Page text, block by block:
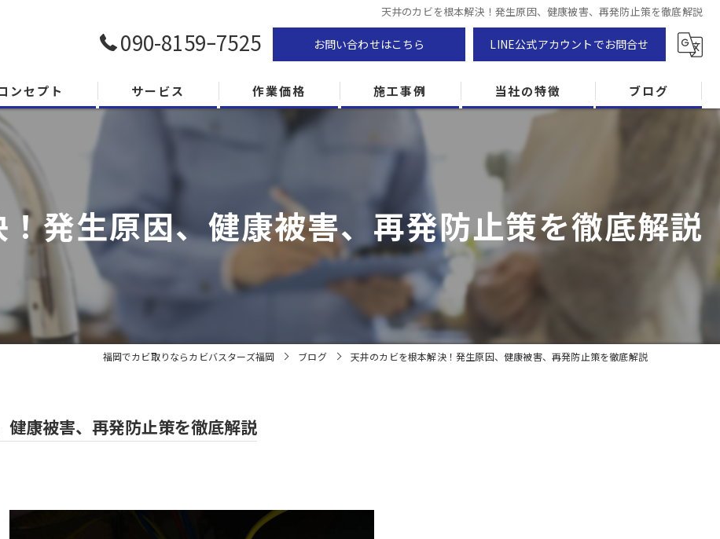
天井のカビを根本解決！発生原因、健康被害、再発防止策を徹底解説
090-8159ｰ7525 お問い合わせはこちら LINE公式アカウントでお問合せ
ンセプト サービス 作業価格 施工事例 当社の特徴
防カビ
カビ専門
ZEH住宅
カビ検査
ブログ
発生原因、健康被害、再発防止策を徹底解説
福岡でカビ取りならカビバスターズ福岡 ブログ 天井のカビを根本解決！発生原因、健康被害、再発防止策を徹底解説
康被害、再発防止策を徹底解説